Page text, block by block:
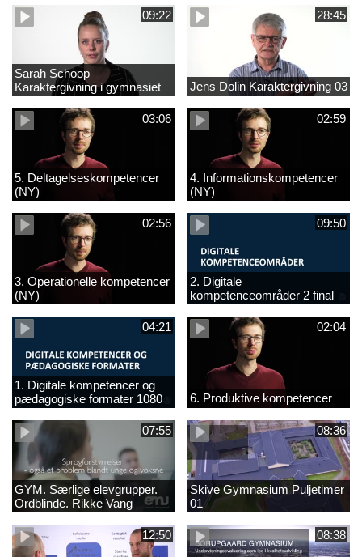
09:22
Sarah Schoop
Karaktergivning i gymnasiet
01
28:45
Jens Dolin Karaktergivning 03
03:06
5. Deltagelseskompetencer
(NY)
02:59
4. Informationskompetencer
(NY)
02:56
3. Operationelle kompetencer
(NY)
09:50
2. Digitale
kompetenceområder 2 final
(NY)
04:21
1. Digitale kompetencer og
pædagogiske formater 1080
final (ny)
02:04
6. Produktive kompetencer
07:55
GYM. Særlige elevgrupper.
Ordblinde. Rikke Vang
08:36
Skive Gymnasium Puljetimer
01
12:50 08:38